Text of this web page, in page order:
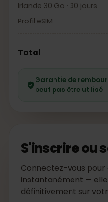
Irlande 30 Go · 30 jours
Profil eSIM
Total
Garantie de
peut pas être utilisé
S'inscrire ou
Connectez-vous pour
instantanément —
définitivement sur